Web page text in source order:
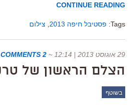
CONTINUE READING
Tags: פסטיבל חיפה 2013 צילום
29 אוגוסט 2013 | 12:14 ~
2 COMMENTS
הצלם הראשון של
בשוטף